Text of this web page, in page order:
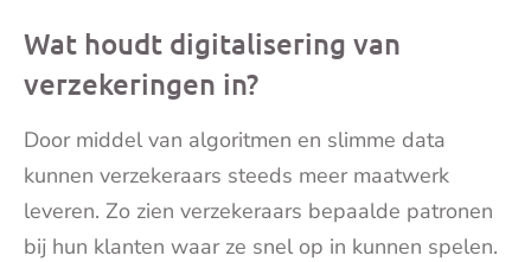
Wat houdt digitalisering van
verzekeringen in?
Door middel van algoritmen en slimme data
kunnen verzekeraars steeds meer maatwerk
leveren. Zo zien verzekeraars bepaalde patronen
bij hun klanten waar ze snel op in kunnen spelen.